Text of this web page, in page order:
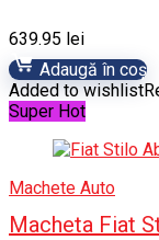
639.95 lei
Adaugă în coș
Added to wishlist
Super Hot
Machete Auto
Macheta Fiat